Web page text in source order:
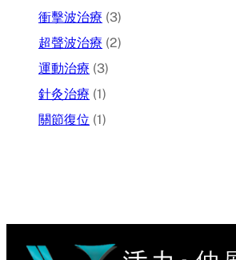
衝擊波治療 (3)
超聲波治療 (2)
運動治療 (3)
針灸治療 (1)
關節復位 (1)